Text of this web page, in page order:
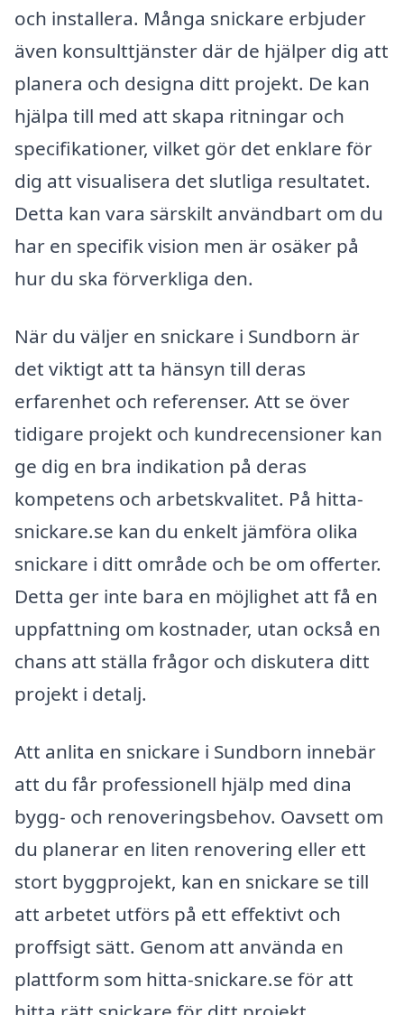
och installera. Många snickare erbjuder
även konsulttjänster där de hjälper dig att
planera och designa ditt projekt. De kan
hjälpa till med att skapa ritningar och
specifikationer, vilket gör det enklare för
dig att visualisera det slutliga resultatet.
Detta kan vara särskilt användbart om du
har en specifik vision men är osäker på
hur du ska förverkliga den.
När du väljer en snickare i Sundborn är
det viktigt att ta hänsyn till deras
erfarenhet och referenser. Att se över
tidigare projekt och kundrecensioner kan
ge dig en bra indikation på deras
kompetens och arbetskvalitet. På hitta-
snickare.se kan du enkelt jämföra olika
snickare i ditt område och be om offerter.
Detta ger inte bara en möjlighet att få en
uppfattning om kostnader, utan också en
chans att ställa frågor och diskutera ditt
projekt i detalj.
Att anlita en snickare i Sundborn innebär
att du får professionell hjälp med dina
bygg- och renoveringsbehov. Oavsett om
du planerar en liten renovering eller ett
stort byggprojekt, kan en snickare se till
att arbetet utförs på ett effektivt och
proffsigt sätt. Genom att använda en
plattform som hitta-snickare.se för att